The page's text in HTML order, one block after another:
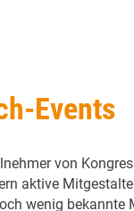
Events
von
aktive
wenig